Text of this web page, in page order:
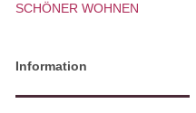
SCHÖNER WOHNEN
Information